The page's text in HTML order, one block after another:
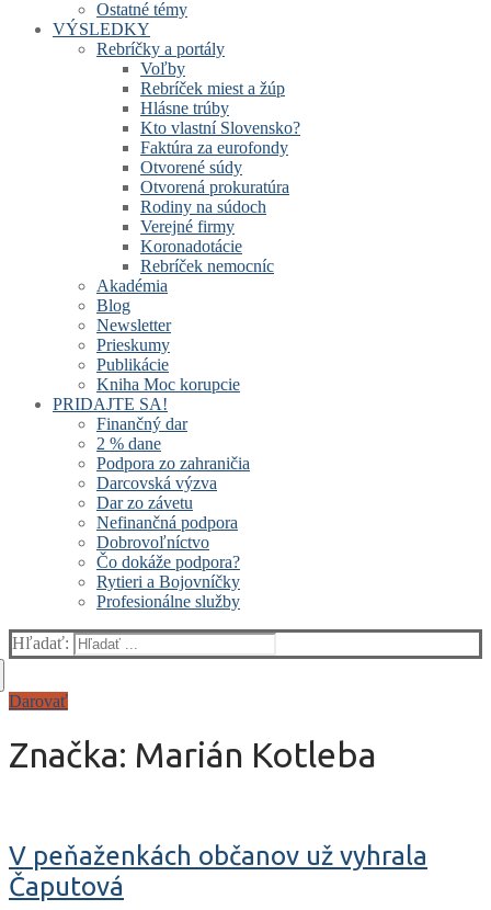
Ostatné témy
VÝSLEDKY
Rebríčky a portály
Voľby
Rebríček miest a žúp
Hlásne trúby
Kto vlastní Slovensko?
Faktúra za eurofondy
Otvorené súdy
Otvorená prokuratúra
Rodiny na súdoch
Verejné firmy
Koronadotácie
Rebríček nemocníc
Akadémia
Blog
Newsletter
Prieskumy
Publikácie
Kniha Moc korupcie
PRIDAJTE SA!
Finančný dar
2 % dane
Podpora zo zahraničia
Darcovská výzva
Dar zo závetu
Nefinančná podpora
Dobrovoľníctvo
Čo dokáže podpora?
Rytieri a Bojovníčky
Profesionálne služby
Hľadať:
Darovať
Značka: Marián Kotleba
V peňaženkách občanov už vyhrala
Čaputová